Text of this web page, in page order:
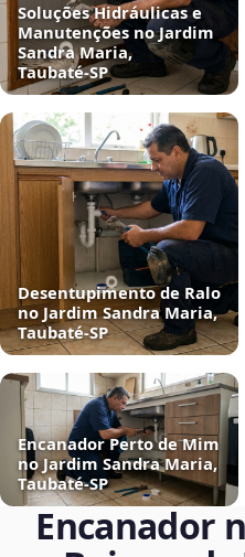
Soluções Hidráulicas e
Manutenções no Jardim
Sandra Maria,
Taubaté‑SP
Desentupimento de Ralo
no Jardim Sandra Maria,
Taubaté‑SP
Encanador Perto de Mim
no Jardim Sandra Maria,
Taubaté‑SP
Encanador